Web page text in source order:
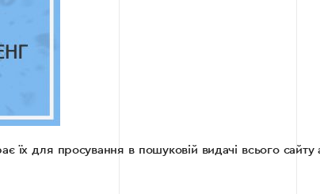
їх для просування в пошуковій видачі всього сайту